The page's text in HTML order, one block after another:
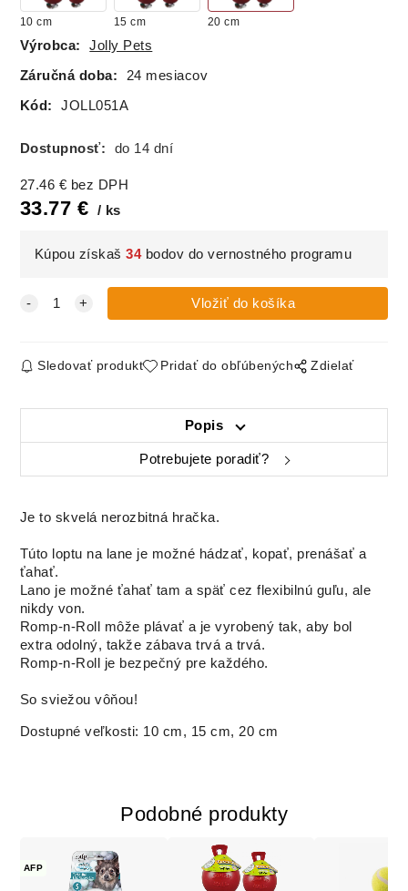
10 cm 15 cm 20 cm
Výrobca: Jolly Pets
Záručná doba: 24 mesiacov
Kód: JOLL051A
Dostupnosť: do 14 dní
27.46 € bez DPH
33.77 € ks
Kúpou získaš34bodov do vernostného programu
Sledovať produkt Pridať do obľúbených Zdielať
Popis
Potrebujete poradiť?
Je to skvelá nerozbitná hračka.
Túto loptu na lane je možné hádzať, kopať, prenášať a
ťahať.
Lano je možné ťahať tam a späť cez flexibilnú guľu, ale
nikdy von.
Romp-n-Roll môže plávať a je vyrobený tak, aby bol
extra odolný, takže zábava trvá a trvá.
Romp-n-Roll je bezpečný pre každého.
So sviežou vôňou!
Dostupné veľkosti: 10 cm, 15 cm, 20 cm
Podobné produkty
AFP